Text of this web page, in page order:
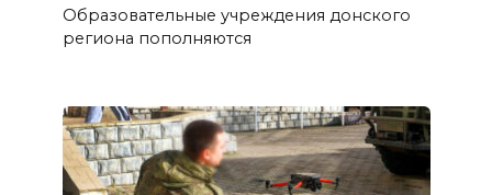
Образовательные учреждения донского
региона пополняются